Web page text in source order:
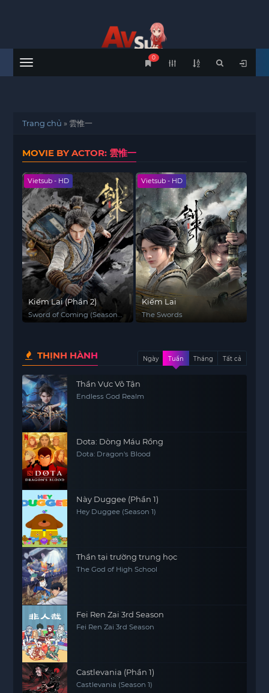
Menu
0
Trang chủ » 雲惟一
MOVIE BY ACTOR: 雲惟一
Vietsub - HD
Kiếm Lai (Phần 2)
Sword of Coming (Season
Vietsub - HD
Kiếm Lai
The Swords
THỊNH HÀNH Ngày Tuần Tháng Tất cả
Thần Vực Vô Tận
Endless God Realm
Dota: Dòng Máu Rồng
Dota: Dragon's Blood
Này Duggee (Phần 1)
Hey Duggee (Season 1)
Thần tại trường trung học
The God of High School
Fei Ren Zai 3rd Season
Fei Ren Zai 3rd Season
Castlevania (Phần 1)
Castlevania (Season 1)